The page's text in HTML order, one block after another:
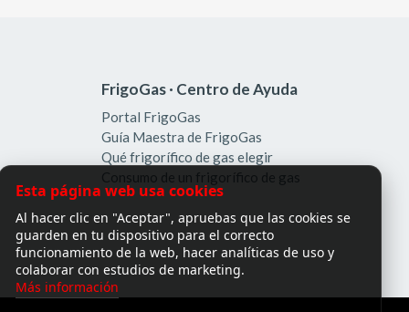
FrigoGas · Centro de Ayuda
Portal FrigoGas
Guía Maestra de FrigoGas
Qué frigorífico de gas elegir
Consumo de un frigorífico de gas
Esta página web usa cookies
Al hacer clic en "Aceptar", apruebas que las cookies se
guarden en tu dispositivo para el correcto
funcionamiento de la web, hacer analíticas de uso y
colaborar con estudios de marketing.
Más información